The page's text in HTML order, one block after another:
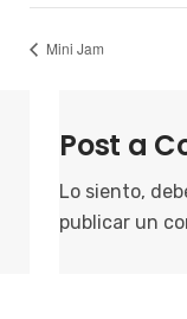
Mini Jam
Post a
Lo siento,
publicar un